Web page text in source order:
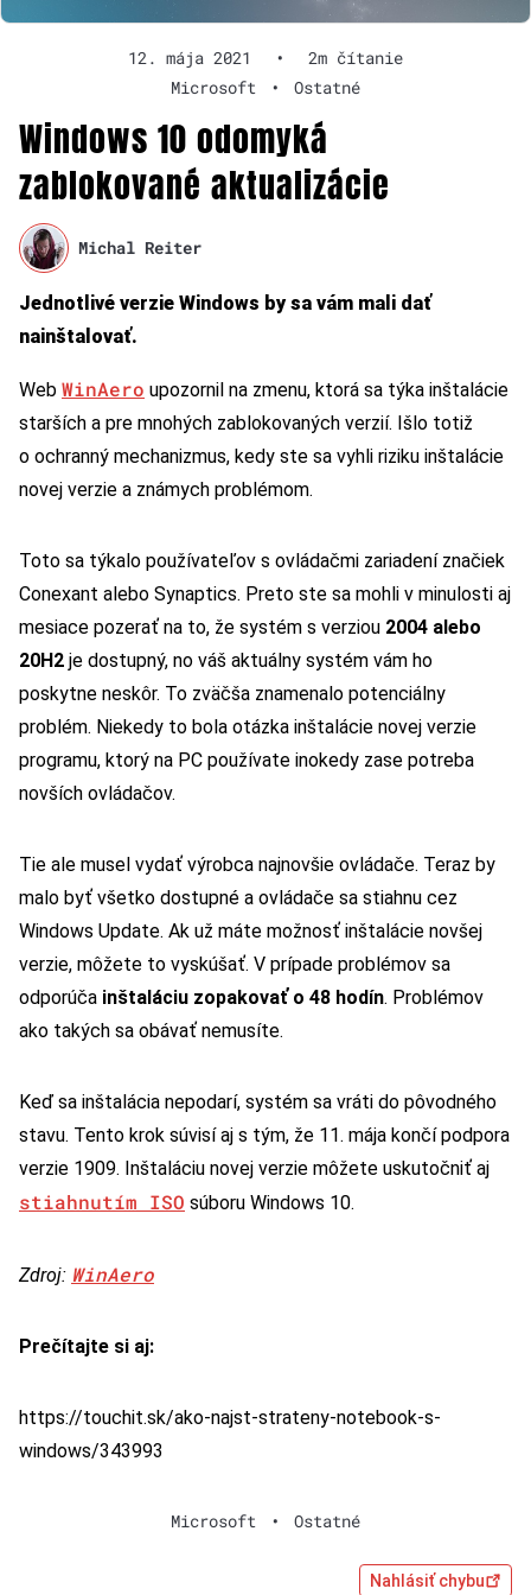
12. mája 2021 •
2m čítanie
Microsoft
• Ostatné
Windows 10 odomyká
zablokované aktualizácie
Michal Reiter
Jednotlivé verzie Windows by sa vám mali dať
nainštalovať.
Web WinAero upozornil na zmenu, ktorá sa týka inštalácie
starších a pre mnohých zablokovaných verzií. Išlo totiž
o ochranný mechanizmus, kedy ste sa vyhli riziku inštalácie
novej verzie a známych problémom.
Toto sa týkalo používateľov s ovládačmi zariadení značiek
Conexant alebo Synaptics. Preto ste sa mohli v minulosti aj
mesiace pozerať na to, že systém s verziou 2004 alebo
20H2 je dostupný, no váš aktuálny systém vám ho
poskytne neskôr. To zväčša znamenalo potenciálny
problém. Niekedy to bola otázka inštalácie novej verzie
programu, ktorý na PC používate inokedy zase potreba
novších ovládačov.
Tie ale musel vydať výrobca najnovšie ovládače. Teraz by
malo byť všetko dostupné a ovládače sa stiahnu cez
Windows Update. Ak už máte možnosť inštalácie novšej
verzie, môžete to vyskúšať. V prípade problémov sa
odporúča inštaláciu zopakovať o 48 hodín. Problémov
ako takých sa obávať nemusíte.
Keď sa inštalácia nepodarí, systém sa vráti do pôvodného
stavu. Tento krok súvisí aj s tým, že 11. mája končí podpora
verzie 1909. Inštaláciu novej verzie môžete uskutočniť aj
stiahnutím ISO súboru Windows 10.
Zdroj: WinAero
Prečítajte si aj:
https://touchit.sk/ako-najst-strateny-notebook-s-
windows/343993
Microsoft • Ostatné
Nahlásiť chybu